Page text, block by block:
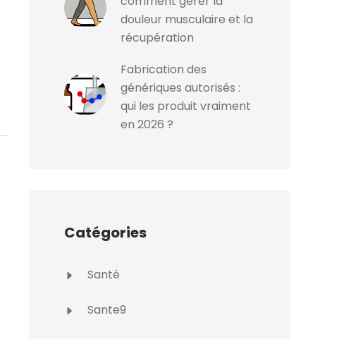
douleur musculaire et la
récupération
Fabrication des
génériques autorisés :
qui les produit vraiment
en 2026 ?
Catégories
Santé
Sante9